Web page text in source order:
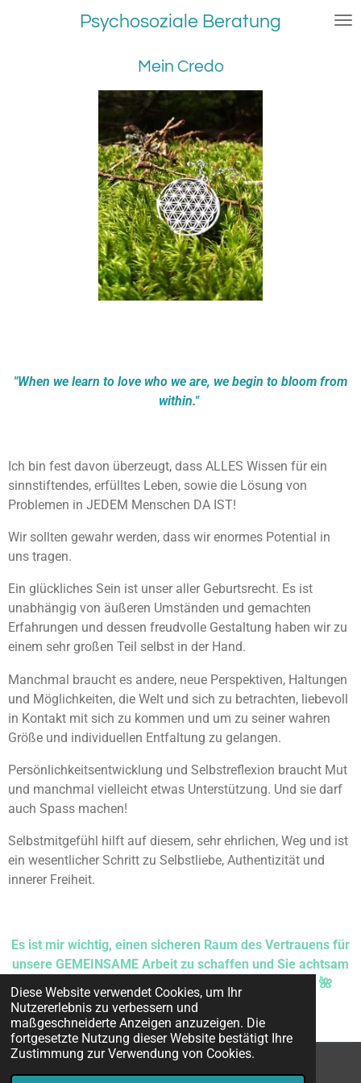
Diese Website verwendet Cookies, um Ihr
Nutzererlebnis zu verbessern und
maßgeschneiderte Anzeigen anzuzeigen. Die
fortgesetzte Nutzung dieser Website bestätigt Ihre
Zustimmung zur Verwendung von Cookies.
Psychosoziale Beratung
Mein Credo
"When we learn to love who we are, we begin to bloom from
within."
Ich bin fest davon überzeugt, dass ALLES Wissen für ein
sinnstiftendes, erfülltes Leben, sowie die Lösung von
Problemen in JEDEM Menschen DA IST!
Wir sollten gewahr werden, dass wir enormes Potential in
uns tragen.
Ein glückliches Sein ist unser aller Geburtsrecht. Es ist
unabhängig von äußeren Umständen und gemachten
Erfahrungen und dessen freudvolle Gestaltung haben wir zu
einem sehr großen Teil selbst in der Hand.
Manchmal braucht es andere, neue Perspektiven, Haltungen
und Möglichkeiten, die Welt und sich zu betrachten, liebevoll
in Kontakt mit sich zu kommen und um zu seiner wahren
Größe und individuellen Entfaltung zu gelangen.
Persönlichkeitsentwicklung und Selbstreflexion braucht Mut
und manchmal vielleicht etwas Unterstützung. Und sie darf
auch Spass machen!
Selbstmitgefühl hilft auf diesem, sehr ehrlichen, Weg und ist
ein wesentlicher Schritt zu Selbstliebe, Authentizität und
innerer Freiheit.
Es ist mir wichtig, einen sicheren Raum des Vertrauens für
unsere GEMEINSAME Arbeit zu schaffen und Sie achtsam
und kompetent durch Ihre Prozesse zu begleiten. 🌺